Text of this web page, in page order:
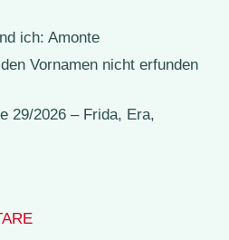
ich: Amonte
Vornamen nicht erfunden
29/2026 – Frida, Era,